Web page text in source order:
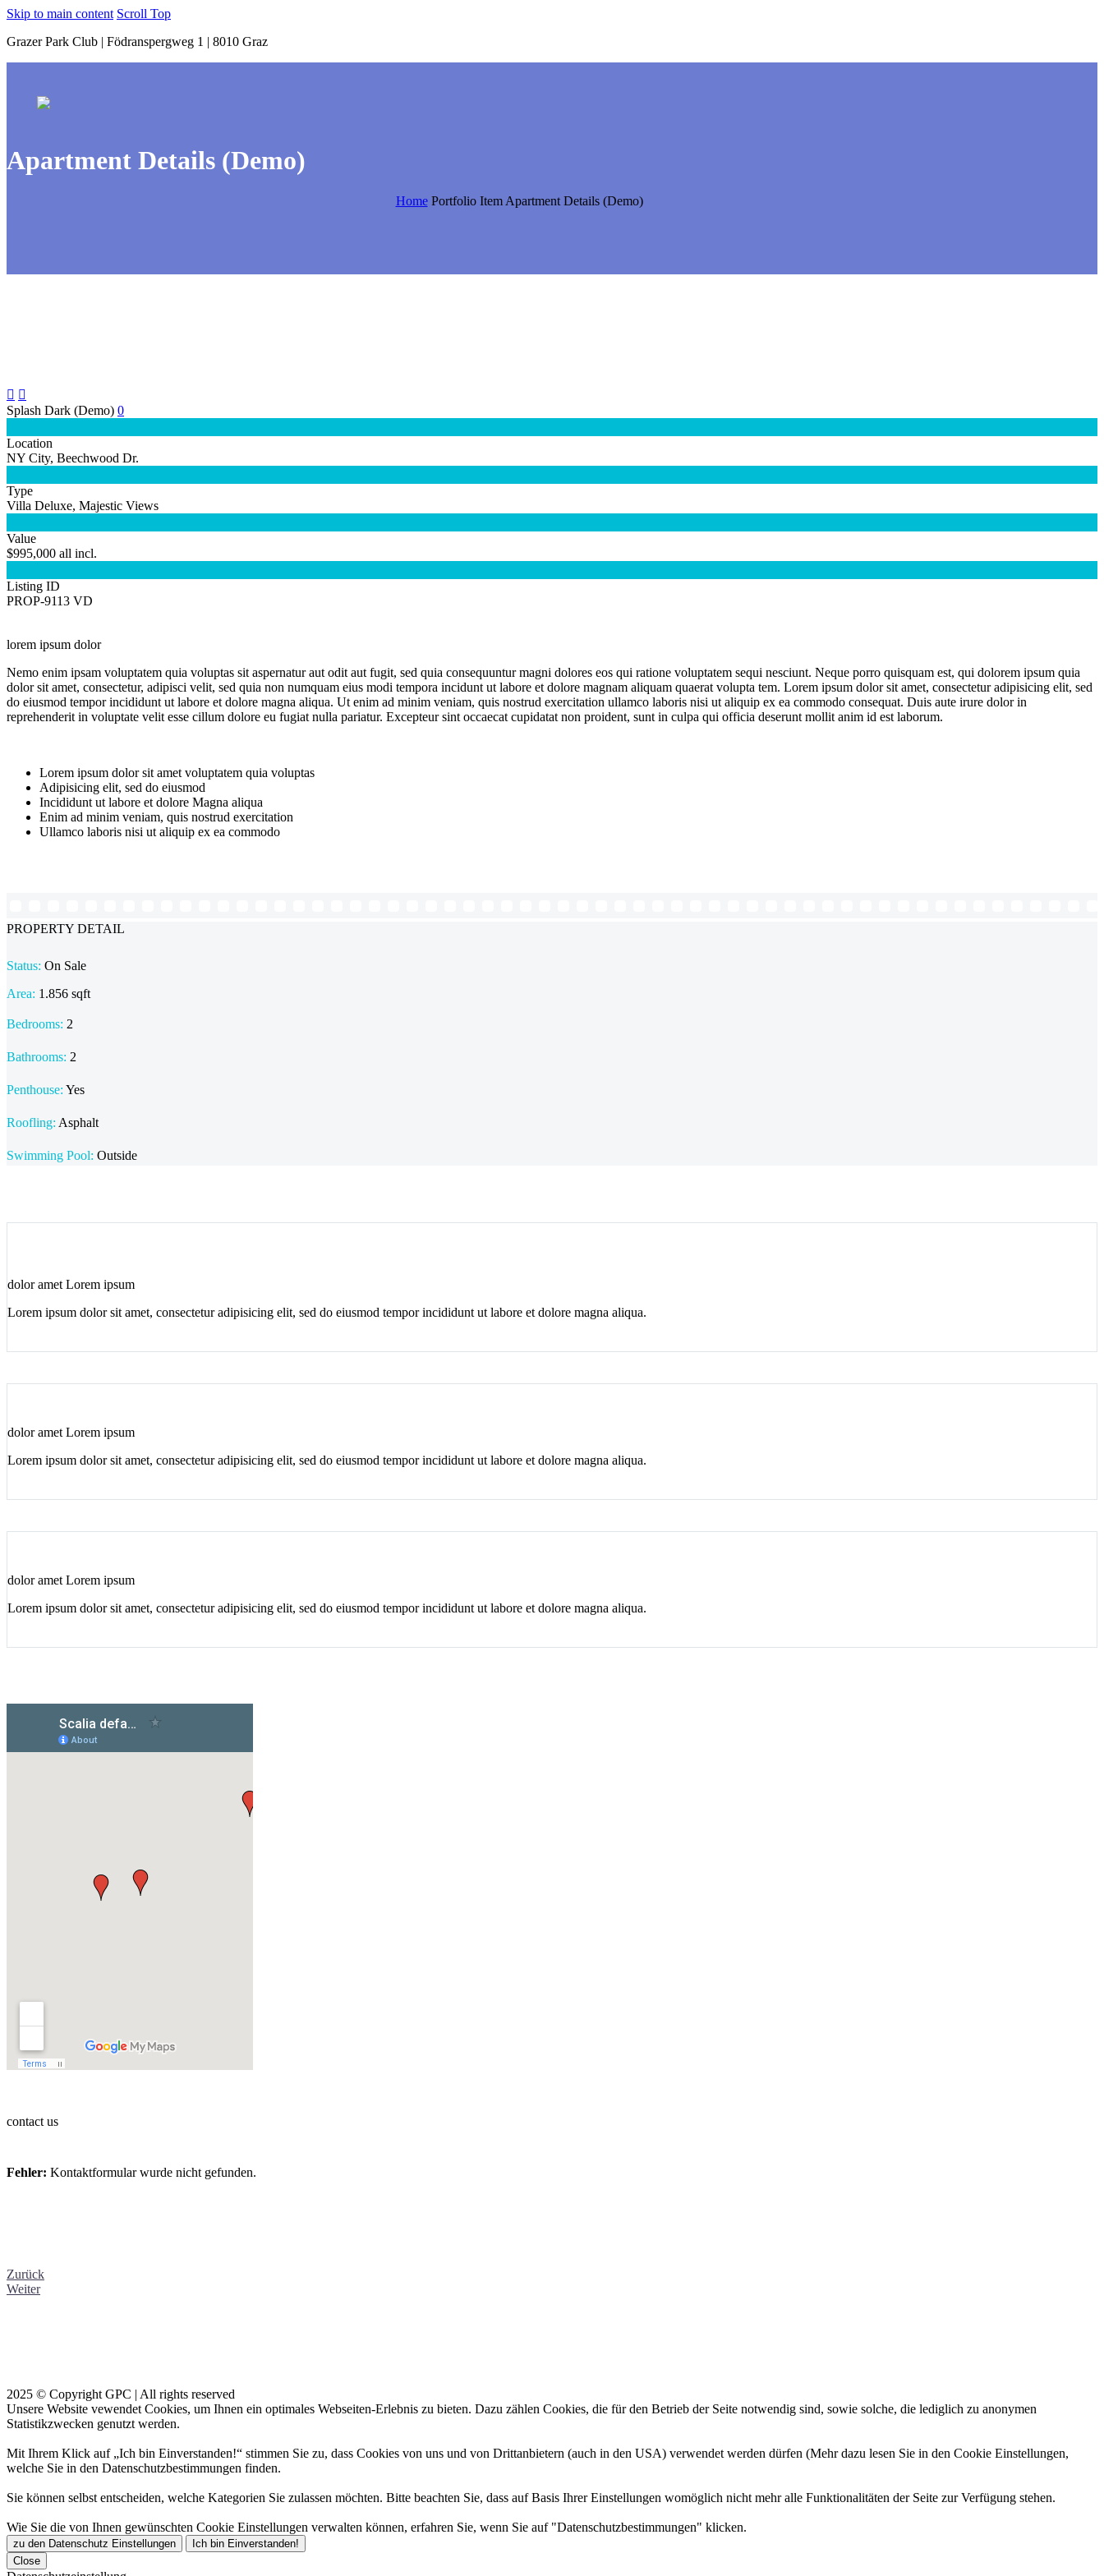
Skip to main content Scroll Top
Grazer Park Club | Födranspergweg 1 | 8010 Graz
Apartment Details (Demo)
Home Portfolio Item Apartment Details (Demo)
 
Splash Dark (Demo) 0
Location
NY City, Beechwood Dr.
Type
Villa Deluxe, Majestic Views
Value
$995,000 all incl.
Listing ID
PROP-9113 VD
lorem ipsum dolor
Nemo enim ipsam voluptatem quia voluptas sit aspernatur aut odit aut fugit, sed quia consequuntur magni dolores eos qui ratione voluptatem sequi nesciunt. Neque porro quisquam est, qui dolorem ipsum quia
dolor sit amet, consectetur, adipisci velit, sed quia non numquam eius modi tempora incidunt ut labore et dolore magnam aliquam quaerat volupta tem. Lorem ipsum dolor sit amet, consectetur adipisicing elit, sed
do eiusmod tempor incididunt ut labore et dolore magna aliqua. Ut enim ad minim veniam, quis nostrud exercitation ullamco laboris nisi ut aliquip ex ea commodo consequat. Duis aute irure dolor in
reprehenderit in voluptate velit esse cillum dolore eu fugiat nulla pariatur. Excepteur sint occaecat cupidatat non proident, sunt in culpa qui officia deserunt mollit anim id est laborum.
Lorem ipsum dolor sit amet voluptatem quia voluptas
Adipisicing elit, sed do eiusmod
Incididunt ut labore et dolore Magna aliqua
Enim ad minim veniam, quis nostrud exercitation
Ullamco laboris nisi ut aliquip ex ea commodo
PROPERTY DETAIL
Status: On Sale
Area: 1.856 sqft
Bedrooms: 2
Bathrooms: 2
Penthouse: Yes
Roofling: Asphalt
Swimming Pool: Outside
dolor amet Lorem ipsum
Lorem ipsum dolor sit amet, consectetur adipisicing elit, sed do eiusmod tempor incididunt ut labore et dolore magna aliqua.
dolor amet Lorem ipsum
Lorem ipsum dolor sit amet, consectetur adipisicing elit, sed do eiusmod tempor incididunt ut labore et dolore magna aliqua.
dolor amet Lorem ipsum
Lorem ipsum dolor sit amet, consectetur adipisicing elit, sed do eiusmod tempor incididunt ut labore et dolore magna aliqua.
contact us
Fehler: Kontaktformular wurde nicht gefunden.
Zurück
Weiter
2025 © Copyright GPC | All rights reserved
Unsere Website vewendet Cookies, um Ihnen ein optimales Webseiten-Erlebnis zu bieten. Dazu zählen Cookies, die für den Betrieb der Seite notwendig sind, sowie solche, die lediglich zu anonymen
Statistikzwecken genutzt werden.
Mit Ihrem Klick auf „Ich bin Einverstanden!“ stimmen Sie zu, dass Cookies von uns und von Drittanbietern (auch in den USA) verwendet werden dürfen (Mehr dazu lesen Sie in den Cookie Einstellungen,
welche Sie in den Datenschutzbestimmungen finden.
Sie können selbst entscheiden, welche Kategorien Sie zulassen möchten. Bitte beachten Sie, dass auf Basis Ihrer Einstellungen womöglich nicht mehr alle Funktionalitäten der Seite zur Verfügung stehen.
Wie Sie die von Ihnen gewünschten Cookie Einstellungen verwalten können, erfahren Sie, wenn Sie auf "Datenschutzbestimmungen" klicken.
zu den Datenschutz Einstellungen
Ich bin Einverstanden!
Close